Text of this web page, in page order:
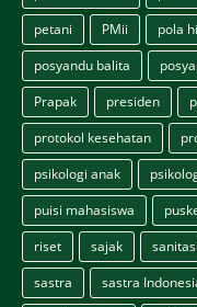
petani
PMii pola
posyandu balita
Prapak
presiden
protokol kesehatan
psikologi anak
puisi mahasiswa
riset
sajak
sastra
sastra